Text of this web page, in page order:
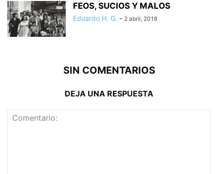
FEOS, SUCIOS Y MALOS
Eduardo H. G. - 2 abril, 2018
SIN COMENTARIOS
DEJA UNA RESPUESTA